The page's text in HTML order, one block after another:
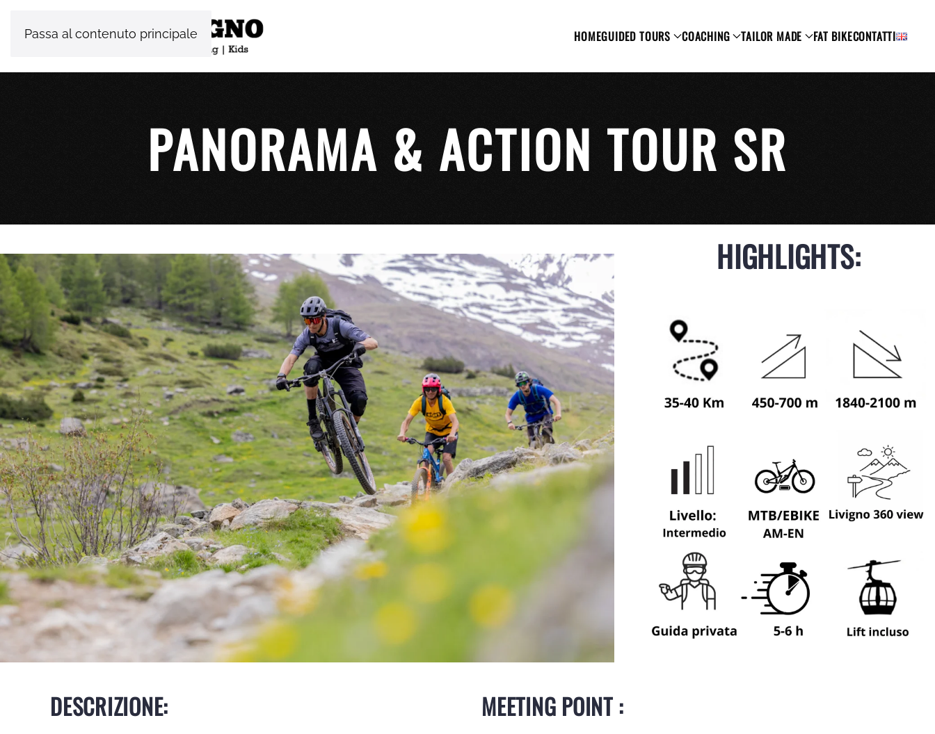
Passa al contenuto principale HOMEGUIDED TOURS COACHING TAILOR MADE FAT BIKECONTATTI
PANORAMA & ACTION TOUR SR
HIGHLIGHTS:
DESCRIZIONE: MEETING POINT :